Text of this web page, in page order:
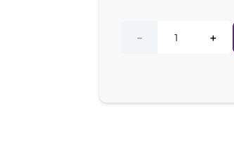
＋
－